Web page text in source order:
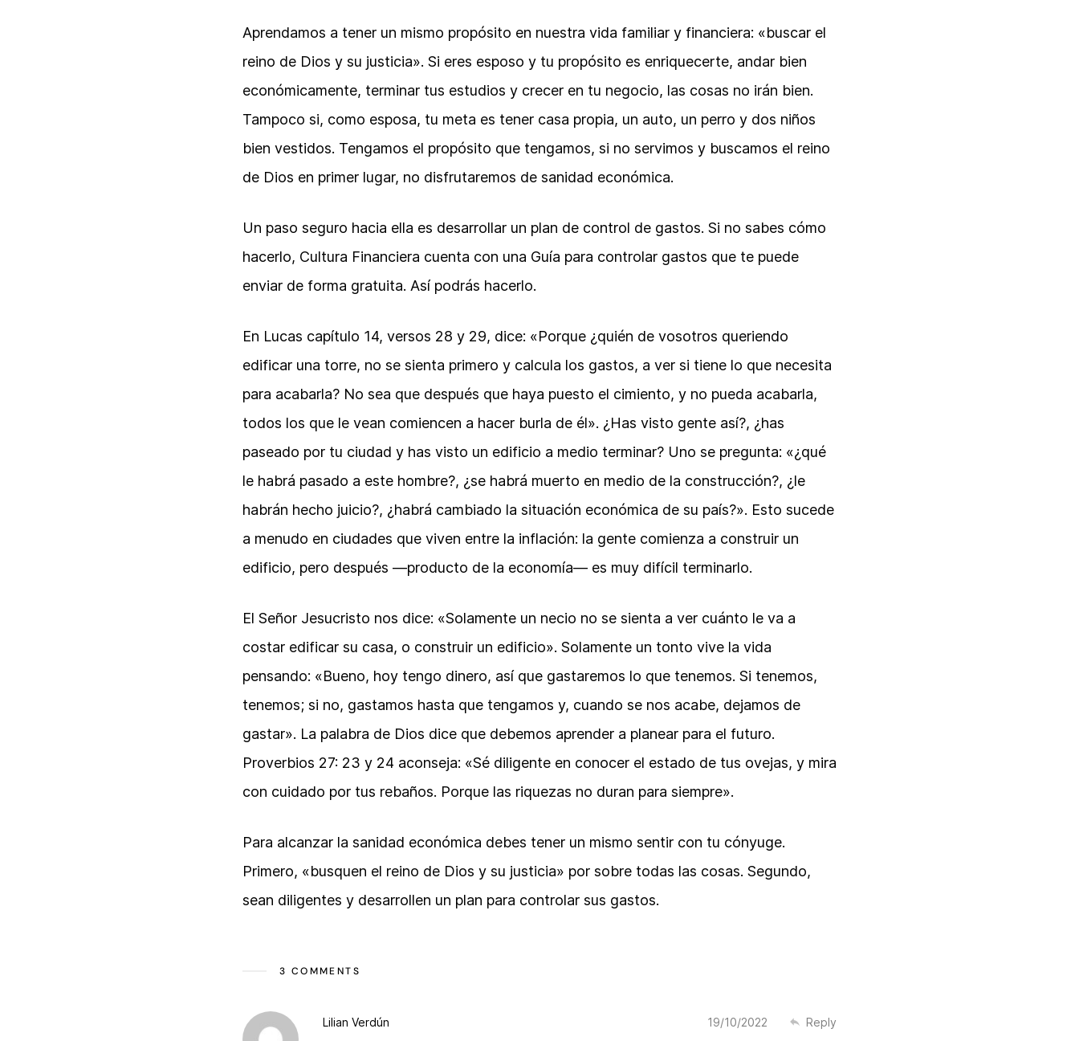
Aprendamos a tener un mismo propósito en nuestra vida familiar y financiera: «buscar el
reino de Dios y su justicia». Si eres esposo y tu propósito es enriquecerte, andar bien
económicamente, terminar tus estudios y crecer en tu negocio, las cosas no irán bien.
Tampoco si, como esposa, tu meta es tener casa propia, un auto, un perro y dos niños
bien vestidos. Tengamos el propósito que tengamos, si no servimos y buscamos el reino
de Dios en primer lugar, no disfrutaremos de sanidad económica.
Un paso seguro hacia ella es desarrollar un plan de control de gastos. Si no sabes cómo
hacerlo, Cultura Financiera cuenta con una Guía para controlar gastos que te puede
enviar de forma gratuita. Así podrás hacerlo.
En Lucas capítulo 14, versos 28 y 29, dice: «Porque ¿quién de vosotros queriendo
edificar una torre, no se sienta primero y calcula los gastos, a ver si tiene lo que necesita
para acabarla? No sea que después que haya puesto el cimiento, y no pueda acabarla,
todos los que le vean comiencen a hacer burla de él». ¿Has visto gente así?, ¿has
paseado por tu ciudad y has visto un edificio a medio terminar? Uno se pregunta: «¿qué
le habrá pasado a este hombre?, ¿se habrá muerto en medio de la construcción?, ¿le
habrán hecho juicio?, ¿habrá cambiado la situación económica de su país?». Esto sucede
a menudo en ciudades que viven entre la inflación: la gente comienza a construir un
edificio, pero después —producto de la economía— es muy difícil terminarlo.
El Señor Jesucristo nos dice: «Solamente un necio no se sienta a ver cuánto le va a
costar edificar su casa, o construir un edificio». Solamente un tonto vive la vida
pensando: «Bueno, hoy tengo dinero, así que gastaremos lo que tenemos. Si tenemos,
tenemos; si no, gastamos hasta que tengamos y, cuando se nos acabe, dejamos de
gastar». La palabra de Dios dice que debemos aprender a planear para el futuro.
Proverbios 27: 23 y 24 aconseja: «Sé diligente en conocer el estado de tus ovejas, y mira
con cuidado por tus rebaños. Porque las riquezas no duran para siempre».
Para alcanzar la sanidad económica debes tener un mismo sentir con tu cónyuge.
Primero, «busquen el reino de Dios y su justicia» por sobre todas las cosas. Segundo,
sean diligentes y desarrollen un plan para controlar sus gastos.
3 COMMENTS
Lilian Verdún 19/10/2022
Reply